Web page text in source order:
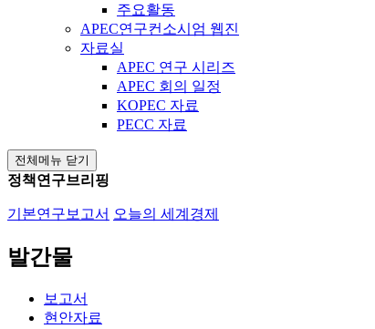
주요활동
APEC연구컨소시엄 웹진
자료실
APEC 연구 시리즈
APEC 회의 일정
KOPEC 자료
PECC 자료
전체메뉴 닫기
정책연구브리핑
기본연구보고서 오늘의 세계경제
발간물
보고서
현안자료